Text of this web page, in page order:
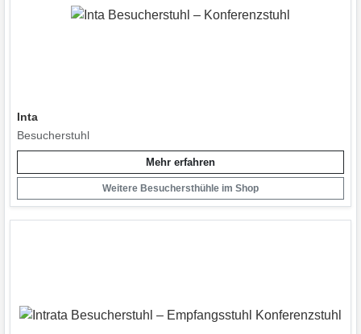
Inta
Besucherstuhl
Mehr erfahren
Weitere Besuchersthühle im Shop